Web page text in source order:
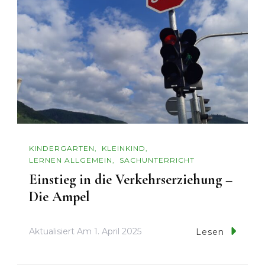
KINDERGARTEN
KLEINKIND
LERNEN ALLGEMEIN
SACHUNTERRICHT
Einstieg in die Verkehrserziehung –
Die Ampel
Aktualisiert Am 1. April 2025 Lesen